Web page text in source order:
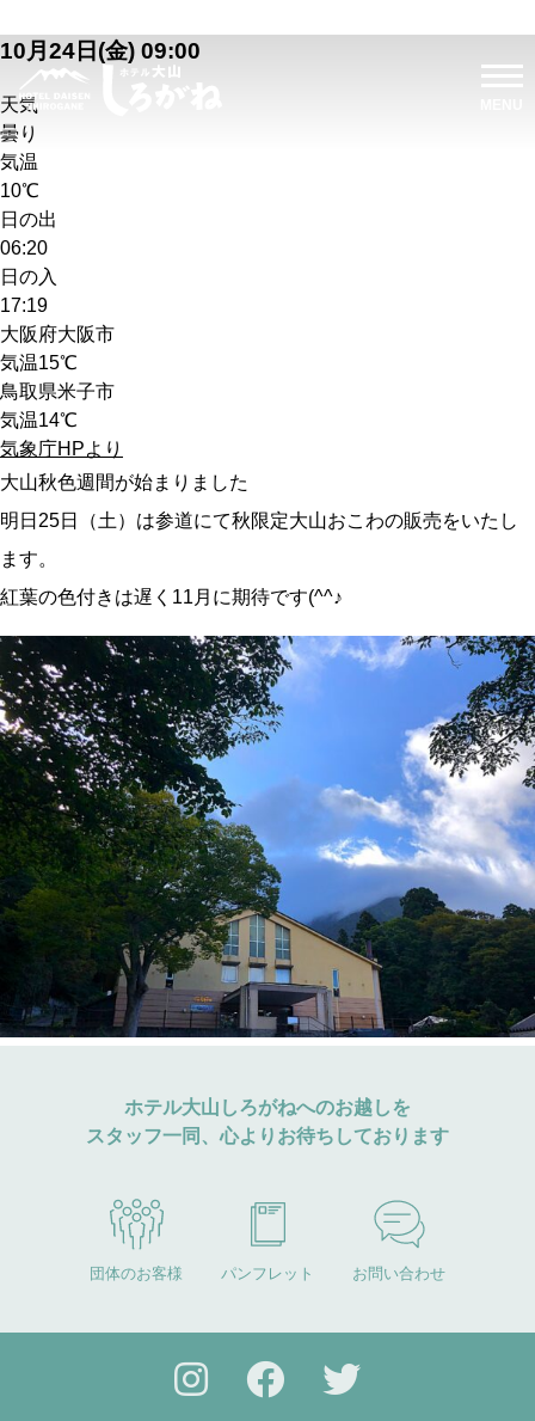
10月24日(金) 09:00
天気
曇り
気温
10℃
日の出
06:20
日の入
17:19
大阪府大阪市
気温15℃
鳥取県米子市
気温14℃
気象庁HPより
大山秋色週間が始まりました
明日25日（土）は参道にて秋限定大山おこわの販売をいたし
ます。
紅葉の色付きは遅く11月に期待です(^^♪
ホテル大山しろがねへのお越しを
スタッフ一同、心よりお待ちしております
団体のお客様 パンフレット お問い合わせ